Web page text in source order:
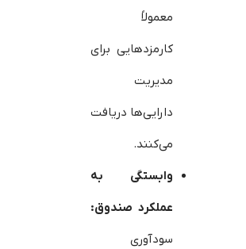
معمولاً
کارمزدهایی برای
مدیریت
دارایی‌ها دریافت
می‌کنند.
وابستگی به
عملکرد صندوق:
سودآوری